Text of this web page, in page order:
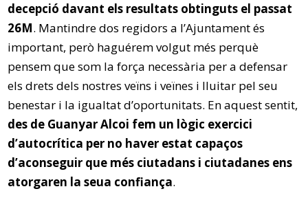
decepció davant els resultats obtinguts el passat
26M. Mantindre dos regidors a l’Ajuntament és
important, però haguérem volgut més perquè
pensem que som la força necessària per a defensar
els drets dels nostres veïns i veïnes i lluitar pel seu
benestar i la igualtat d’oportunitats. En aquest sentit,
des de Guanyar Alcoi fem un lògic exercici
d’autocrítica per no haver estat capaços
d’aconseguir que més ciutadans i ciutadanes ens
atorgaren la seua confiança.